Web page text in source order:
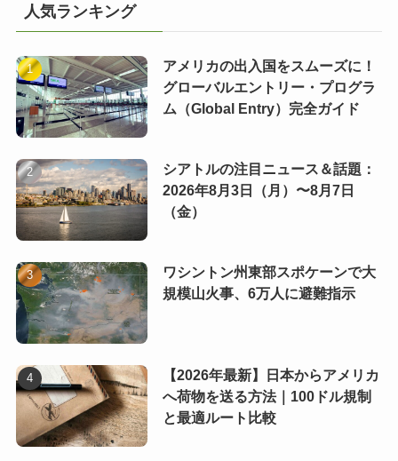
人気ランキング
アメリカの出入国をスムーズに！
グローバルエントリー・プログラ
ム（Global Entry）完全ガイド
シアトルの注目ニュース＆話題：
2026年8月3日（月）〜8月7日
（金）
ワシントン州東部スポケーンで大
規模山火事、6万人に避難指示
【2026年最新】日本からアメリカ
へ荷物を送る方法｜100ドル規制
と最適ルート比較